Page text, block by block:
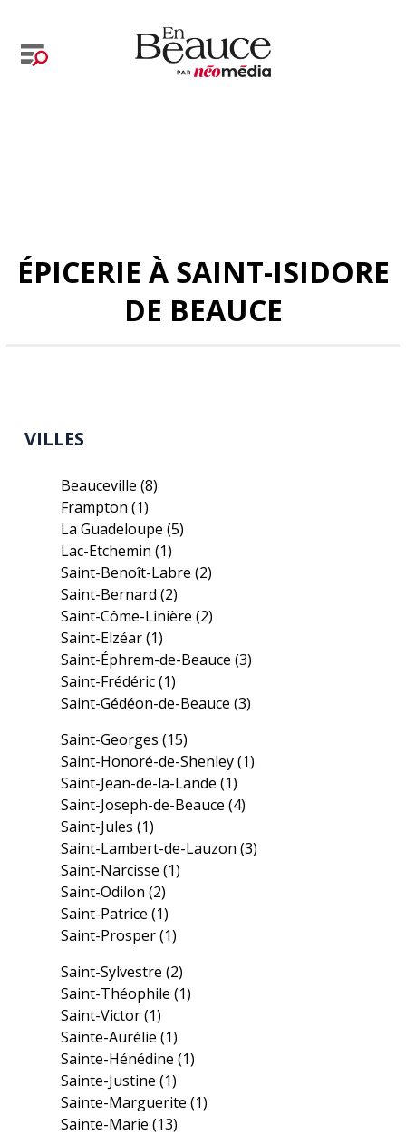
ÉPICERIE À SAINT-ISIDORE
DE BEAUCE
VILLES
Beauceville(8)
Frampton(1)
La Guadeloupe(5)
Lac-Etchemin(1)
Saint-Benoît-Labre(2)
Saint-Bernard(2)
Saint-Côme-Linière(2)
Saint-Elzéar(1)
Saint-Éphrem-de-Beauce(3)
Saint-Frédéric(1)
Saint-Gédéon-de-Beauce(3)
Saint-Georges(15)
Saint-Honoré-de-Shenley(1)
Saint-Jean-de-la-Lande(1)
Saint-Joseph-de-Beauce(4)
Saint-Jules(1)
Saint-Lambert-de-Lauzon(3)
Saint-Narcisse(1)
Saint-Odilon(2)
Saint-Patrice(1)
Saint-Prosper(1)
Saint-Sylvestre(2)
Saint-Théophile(1)
Saint-Victor(1)
Sainte-Aurélie(1)
Sainte-Hénédine(1)
Sainte-Justine(1)
Sainte-Marguerite(1)
Sainte-Marie(13)